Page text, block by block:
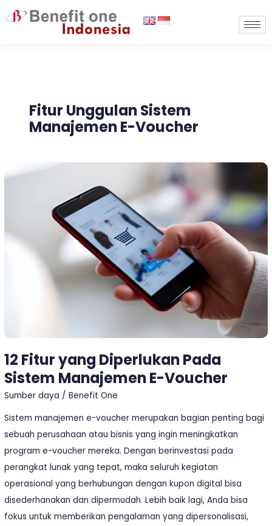
Lewati
ke
Fitur Unggulan Sistem
Manajemen E-Voucher
12 Fitur yang Diperlukan Pada
Sistem Manajemen E-Voucher
Sumber daya /Benefit One
Sistem manajemen e-voucher merupakan bagian penting bagi
sebuah perusahaan atau bisnis yang ingin meningkatkan
program e-voucher mereka. Dengan berinvestasi pada
perangkat lunak yang tepat, maka seluruh kegiatan
operasional yang berhubungan dengan kupon digital bisa
disederhanakan dan dipermudah. Lebih baik lagi, Anda bisa
fokus untuk memberikan pengalaman yang dipersonalisasi,
Diperlukan
Pada
Sistem